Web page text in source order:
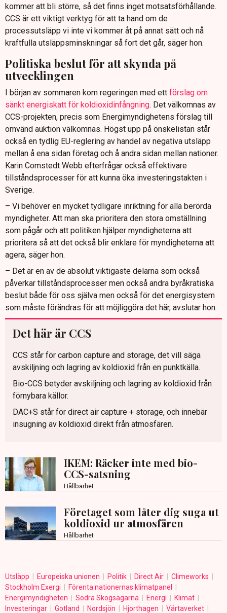
kommer att bli större, så det finns inget motsatsförhållande.
CCS är ett viktigt verktyg för att ta hand om de
processutsläpp vi inte vi kommer åt på annat sätt och nå
kraftfulla utsläppsminskningar så fort det går, säger hon.
Politiska beslut för att skynda på
utvecklingen
I början av sommaren kom regeringen med ett förslag om
sänkt energiskatt för koldioxidinfångning. Det välkomnas av
CCS-projekten, precis som Energimyndighetens förslag till
omvänd auktion välkomnas. Högst upp på önskelistan står
också en tydlig EU-reglering av handel av negativa utsläpp
mellan å ena sidan företag och å andra sidan mellan nationer.
Karin Comstedt Webb efterfrågar också effektivare
tillståndsprocesser för att kunna öka investeringstakten i
Sverige.
– Vi behöver en mycket tydligare inriktning för alla berörda
myndigheter. Att man ska prioritera den stora omställning
som pågår och att politiken hjälper myndigheterna att
prioritera så att det också blir enklare för myndigheterna att
agera, säger hon.
– Det är en av de absolut viktigaste delarna som också
påverkar tillståndsprocesser men också andra byråkratiska
beslut både för oss själva men också för det energisystem
som måste förändras för att möjliggöra det här, avslutar hon.
Det här är CCS
CCS står för carbon capture and storage, det vill säga
avskiljning och lagring av koldioxid från en punktkälla.
Bio-CCS betyder avskiljning och lagring av koldioxid från
förnybara källor.
DAC+S står för direct air capture + storage, och innebär
insugning av koldioxid direkt från atmosfären.
IKEM: Räcker inte med bio-
CCS-satsning
Hållbarhet
Företaget som låter dig suga ut
koldioxid ur atmosfären
Hållbarhet
Utsläpp Europeiska unionen Politik Direct Air
Climeworks
Stockholm Exergi
Förenta nationernas klimatpanel
Energimyndigheten
Södra Skogsägarna Energi
Klimat
Investeringar
Gotland Nordsjön Hjorthagen
Värtaverket